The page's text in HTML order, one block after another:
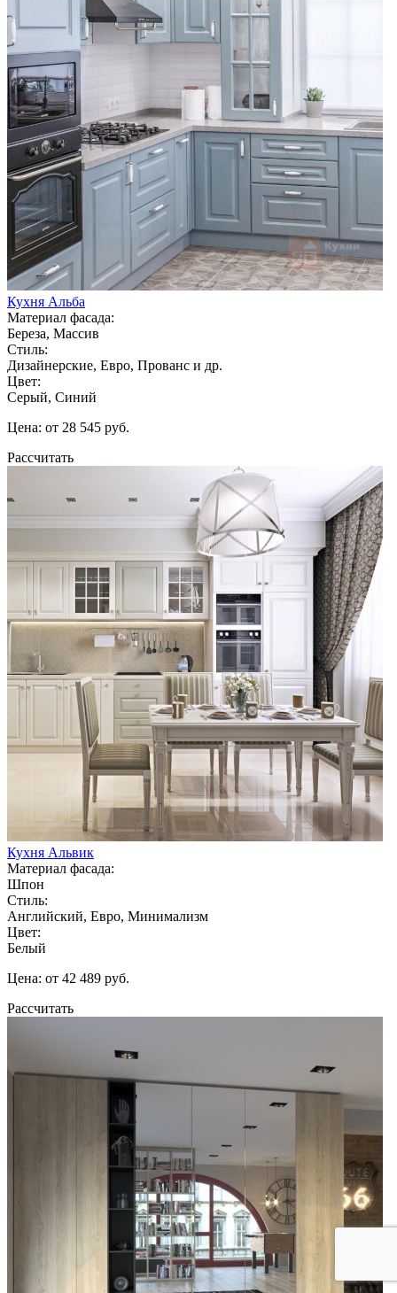
Кухня Альба
Материал фасада:
Береза, Массив
Стиль:
Дизайнерские, Евро, Прованс и др.
Цвет:
Серый, Синий
Цена: от 28 545 руб.
Рассчитать
Кухня Альвик
Материал фасада:
Шпон
Стиль:
Английский, Евро, Минимализм
Цвет:
Белый
Цена: от 42 489 руб.
Рассчитать